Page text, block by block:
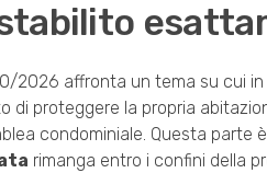
2026 affronta un tema su cui
di proteggere la propria
condominiale. Questa
rimanga entro i confini della